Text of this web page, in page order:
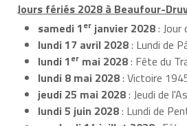
Jours fériés 2028 à Beaufour-
samedi 1er janvier 2028: Jour
lundi 17 avril 2028: Lundi de
lundi 1er mai 2028: Fête du
lundi 8 mai 2028: Victoire
jeudi 25 mai 2028: Jeudi de
lundi 5 juin 2028: Lundi de